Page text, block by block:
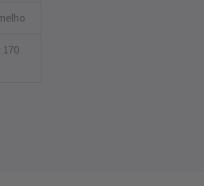
170